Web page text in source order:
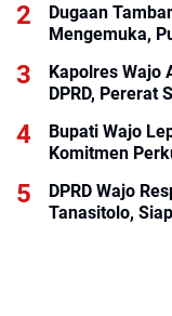
Dugaan
Mengemuka,
Kapolres Wajo
DPRD, Pererat
Bupati Wajo
Komitmen
DPRD Wajo
Tanasitolo,